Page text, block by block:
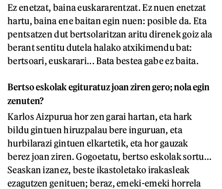
Ez enetzat, baina euskararentzat. Ez nuen enetzat
hartu, baina ene baitan egin nuen: posible da. Eta
pentsatzen dut bertsolaritzan aritu direnek goiz ala
berant sentitu dutela halako atxikimendu bat:
bertsoari, euskarari... Bata bestea gabe ez baita.
Bertso eskolak egituratuz joan ziren gero; nola egin
zenuten?
Karlos Aizpurua hor zen garai hartan, eta hark
bildu gintuen hiruzpalau bere inguruan, eta
hurbilarazi gintuen elkartetik, eta hor gauzak
berez joan ziren. Gogoetatu, bertso eskolak sortu...
Seaskan izanez, beste ikastoletako irakasleak
ezagutzen genituen; beraz, emeki-emeki horrela